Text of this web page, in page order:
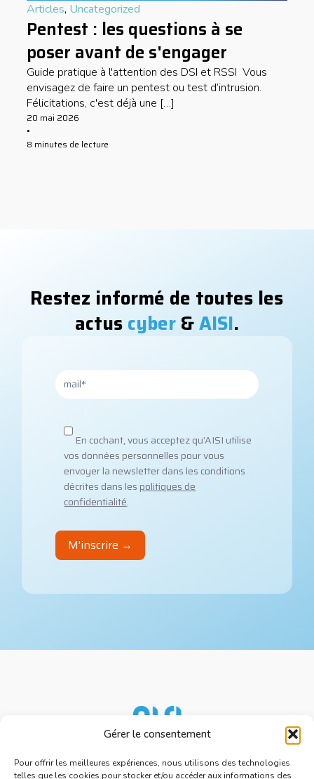
Gérer le consentement
Pour offrir les meilleures expériences, nous utilisons des technologies
telles que les cookies pour stocker et/ou accéder aux informations des
Articles, Uncategorized
Pentest : les questions à se
poser avant de s'engager
Guide pratique à l'attention des DSI et RSSI Vous
envisagez de faire un pentest ou test d’intrusion.
Félicitations, c'est déjà une […]
20 mai 2026
•
8 minutes de lecture
Restez informé de toutes les
actuscyber&AISI.
En cochant, vous acceptez qu’AISI utilise
vos données personnelles pour vous
envoyer la newsletter dans les conditions
décrites dans les politiques de
confidentialité.
Ressources